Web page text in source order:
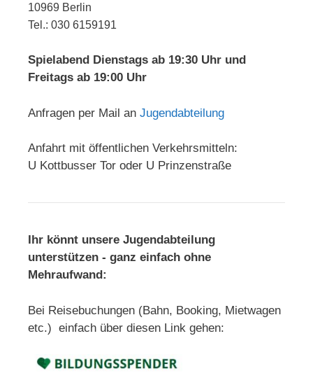
10969 Berlin
Tel.: 030 6159191
Spielabend Dienstags ab 19:30 Uhr und
Freitags ab 19:00 Uhr
Anfragen per Mail an Jugendabteilung
Anfahrt mit öffentlichen Verkehrsmitteln:
U Kottbusser Tor oder U Prinzenstraße
Ihr könnt unsere Jugendabteilung
unterstützen - ganz einfach ohne
Mehraufwand:
Bei Reisebuchungen (Bahn, Booking, Mietwagen
etc.) einfach über diesen Link gehen: